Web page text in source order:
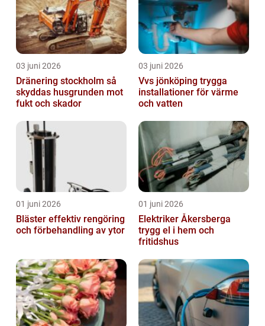
03 juni 2026
Dränering stockholm så
skyddas husgrunden mot
fukt och skador
03 juni 2026
Vvs jönköping trygga
installationer för värme
och vatten
01 juni 2026
Bläster effektiv rengöring
och förbehandling av ytor
01 juni 2026
Elektriker Åkersberga
trygg el i hem och
fritidshus